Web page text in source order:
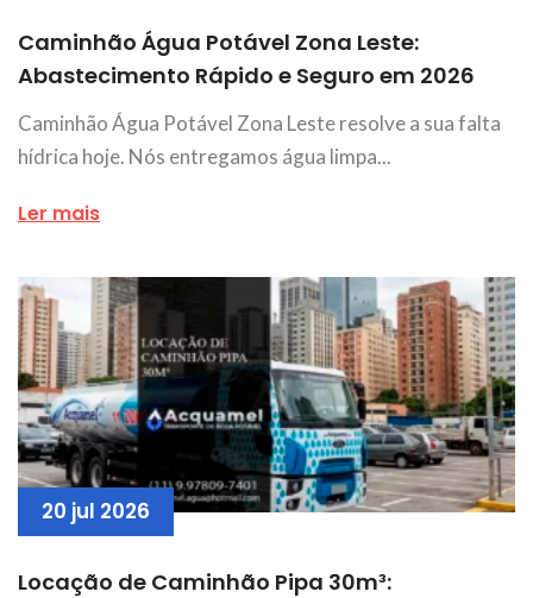
Caminhão Água Potável Zona Leste:
Abastecimento Rápido e Seguro em 2026
Caminhão Água Potável Zona Leste resolve a sua falta
hídrica hoje. Nós entregamos água limpa...
Ler mais
20 jul 2026
Locação de Caminhão Pipa 30m³: